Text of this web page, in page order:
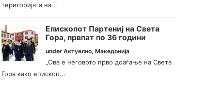
територијата на...
Епископот Партениј на Света
Гора, првпат по 36 години
underАктуелно,Македонија
„Ова е неговото прво доаѓање на Света
Гора како епископ...